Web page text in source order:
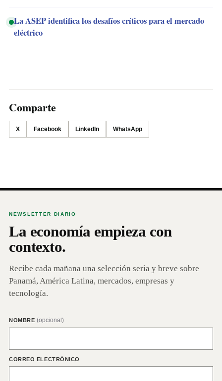
La ASEP identifica los desafíos críticos para el mercado
eléctrico
Comparte
X Facebook LinkedIn WhatsApp
NEWSLETTER DIARIO
La economía empieza con
contexto.
Recibe cada mañana una selección seria y breve sobre
Panamá, América Latina, mercados, empresas y
tecnología.
NOMBRE (opcional)
CORREO ELECTRÓNICO